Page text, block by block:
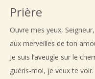
Prière
Ouvre mes yeux, Seigneur,
aux merveilles de ton
Je suis l’aveugle sur le
guéris-moi, je veux te voir.